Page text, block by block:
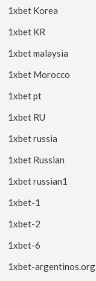
1xbet Korea
1xbet KR
1xbet malaysia
1xbet Morocco
1xbet pt
1xbet RU
1xbet russia
1xbet Russian
1xbet russian1
1xbet-1
1xbet-2
1xbet-6
1xbet-argentinos.org